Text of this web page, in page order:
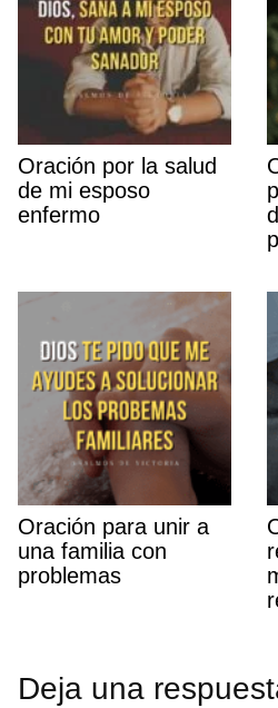
Oración por la salud
de mi esposo
enfermo
Oración para unir a
una familia con
problemas
Deja una